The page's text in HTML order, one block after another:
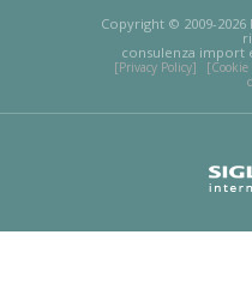
Copyright © 2009-
consulenza import
[Privacy Policy] [Cookie